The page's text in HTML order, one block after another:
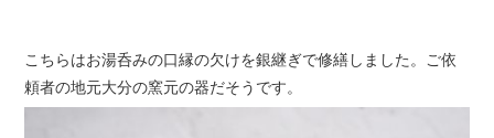
こちらはお湯呑みの口縁の欠けを銀継ぎで修繕しました。ご依
頼者の地元大分の窯元の器だそうです。